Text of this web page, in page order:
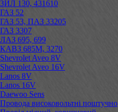
ЗИЛ 130, 431610
ГАЗ 52
ГАЗ 53, ПАЗ 33205
ГАЗ 3307
ЛАЗ 695, 699
КАВЗ 685М, 3270
Shevrolet Aveo 8V
Shevrolet Aveo 16V
Lanos 8V
Lanos 16V
Daewoo Sens
Провода високовольтні поштучно